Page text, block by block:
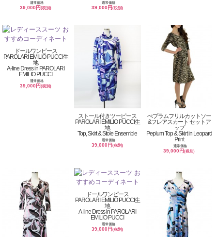
通常価格
39,000円(税別)
通常価格
39,000円(税別)
ドールワンピース
PAROLARI EMILIO PUCCI生
地
A-line Dress in PAROLARI
EMILIO PUCCI
通常価格
39,000円(税別)
ストール付きツーピース
PAROLARI EMILIO PUCCI生
地
Top, Skirt & Stole Ensemble
通常価格
39,000円(税別)
ぺプラムフリルカットソー
&フレアスカート セットア
ップ
Peplum Top & Skirt in Leopard
Print
通常価格
39,000円(税別)
ドールワンピース
PAROLARI EMILIO PUCCI生
地
A-line Dress in PAROLARI
EMILIO PUCCI
通常価格
39,000円(税別)